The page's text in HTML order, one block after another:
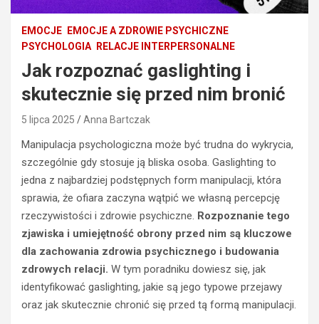
EMOCJE EMOCJE A ZDROWIE PSYCHICZNE
PSYCHOLOGIA RELACJE INTERPERSONALNE
Jak rozpoznać gaslighting i
skutecznie się przed nim bronić
5 lipca 2025 Anna Bartczak
Manipulacja psychologiczna może być trudna do wykrycia,
szczególnie gdy stosuje ją bliska osoba. Gaslighting to
jedna z najbardziej podstępnych form manipulacji, która
sprawia, że ofiara zaczyna wątpić we własną percepcję
rzeczywistości i zdrowie psychiczne. Rozpoznanie tego
zjawiska i umiejętność obrony przed nim są kluczowe
dla zachowania zdrowia psychicznego i budowania
zdrowych relacji. W tym poradniku dowiesz się, jak
identyfikować gaslighting, jakie są jego typowe przejawy
oraz jak skutecznie chronić się przed tą formą manipulacji.